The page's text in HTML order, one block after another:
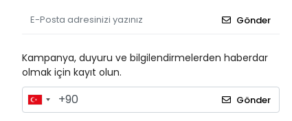
Gönder
Kampanya, duyuru ve bilgilendirmelerden haberdar
olmak için kayıt olun.
Gönder